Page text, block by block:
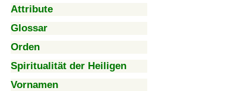
Attribute
Glossar
Orden
Spiritualität der Heiligen
Vornamen